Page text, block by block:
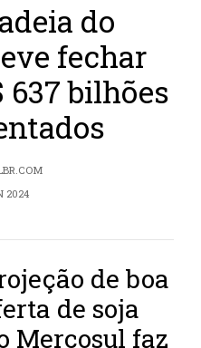
do
fechar
637 bilhões
2024
de boa
de soja
Mercosul faz